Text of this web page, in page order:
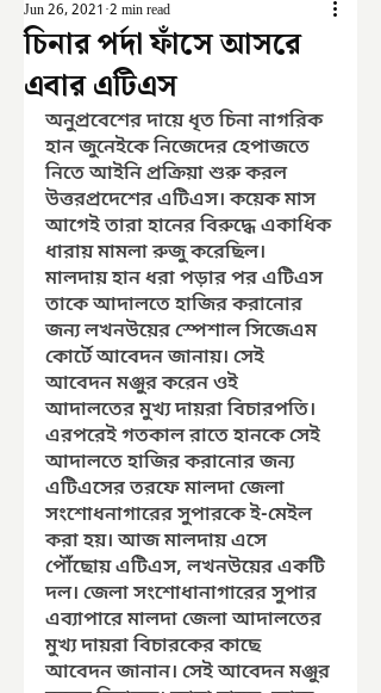
চিনার পর্দা ফাঁসে আসরে
এবার এটিএস
Jun 26, 2021 2 min read
অনুপ্রবেশের দায়ে ধৃত চিনা নাগরিক
হান জুনেইকে নিজেদের হেপাজতে
নিতে আইনি প্রক্রিয়া শুরু করল
উত্তরপ্রদেশের এটিএস। কয়েক মাস
আগেই তারা হানের বিরুদ্ধে একাধিক
ধারায় মামলা রুজু করেছিল।
মালদায় হান ধরা পড়ার পর এটিএস
তাকে আদালতে হাজির করানোর
জন্য লখনউয়ের স্পেশাল সিজেএম
কোর্টে আবেদন জানায়। সেই
আবেদন মঞ্জুর করেন ওই
আদালতের মুখ্য দায়রা বিচারপতি।
এরপরেই গতকাল রাতে হানকে সেই
আদালতে হাজির করানোর জন্য
এটিএসের তরফে মালদা জেলা
সংশোধনাগারের সুপারকে ই-মেইল
করা হয়। আজ মালদায় এসে
পৌঁছোয় এটিএস, লখনউয়ের একটি
দল। জেলা সংশোধানাগারের সুপার
এব্যাপারে মালদা জেলা আদালতের
মুখ্য দায়রা বিচারকের কাছে
আবেদন জানান। সেই আবেদন মঞ্জুর